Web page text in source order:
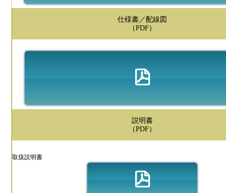
仕様書／配線図
（PDF）
説明書
（PDF）
取扱説明書